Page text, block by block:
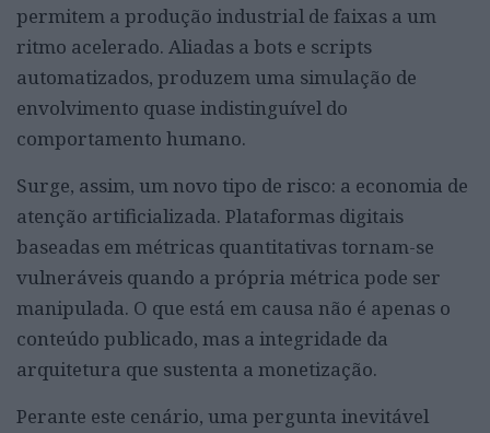
permitem a produção industrial de faixas a um
ritmo acelerado. Aliadas a bots e scripts
automatizados, produzem uma simulação de
envolvimento quase indistinguível do
comportamento humano.
Surge, assim, um novo tipo de risco: a economia de
atenção artificializada. Plataformas digitais
baseadas em métricas quantitativas tornam-se
vulneráveis quando a própria métrica pode ser
manipulada. O que está em causa não é apenas o
conteúdo publicado, mas a integridade da
arquitetura que sustenta a monetização.
Perante este cenário, uma pergunta inevitável